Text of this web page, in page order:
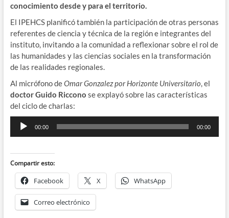
conocimiento desde y para el territorio.
El IPEHCS planificó también la participación de otras personas
referentes de ciencia y técnica de la región e integrantes del
instituto, invitando a la comunidad a reflexionar sobre el rol de
las humanidades y las ciencias sociales en la transformación
de las realidades regionales.
Al micrófono deOmar Gonzalez por Horizonte Universitario, el
doctor Guido Riccono se explayó sobre las características
del ciclo de charlas:
Reproductor
00:00 00:00
Compartir esto:
Facebook X WhatsApp
Correo electrónico